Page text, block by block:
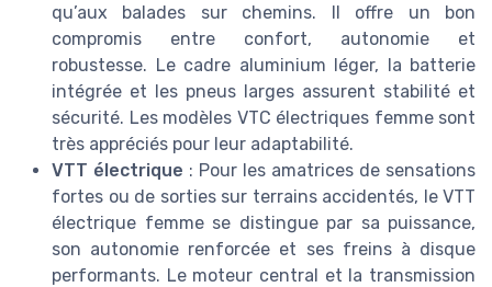
qu’aux balades sur chemins. Il offre un bon
compromis entre confort, autonomie et
robustesse. Le cadre aluminium léger, la batterie
intégrée et les pneus larges assurent stabilité et
sécurité. Les modèles VTC électriques femme sont
très appréciés pour leur adaptabilité.
VTT électrique : Pour les amatrices de sensations
fortes ou de sorties sur terrains accidentés, le VTT
électrique femme se distingue par sa puissance,
son autonomie renforcée et ses freins à disque
performants. Le moteur central et la transmission